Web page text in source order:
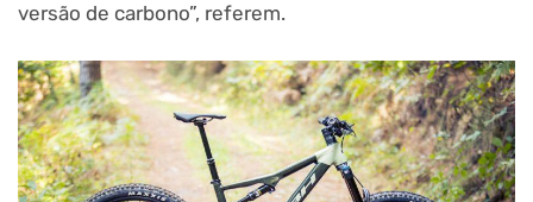
versão de carbono”, referem.